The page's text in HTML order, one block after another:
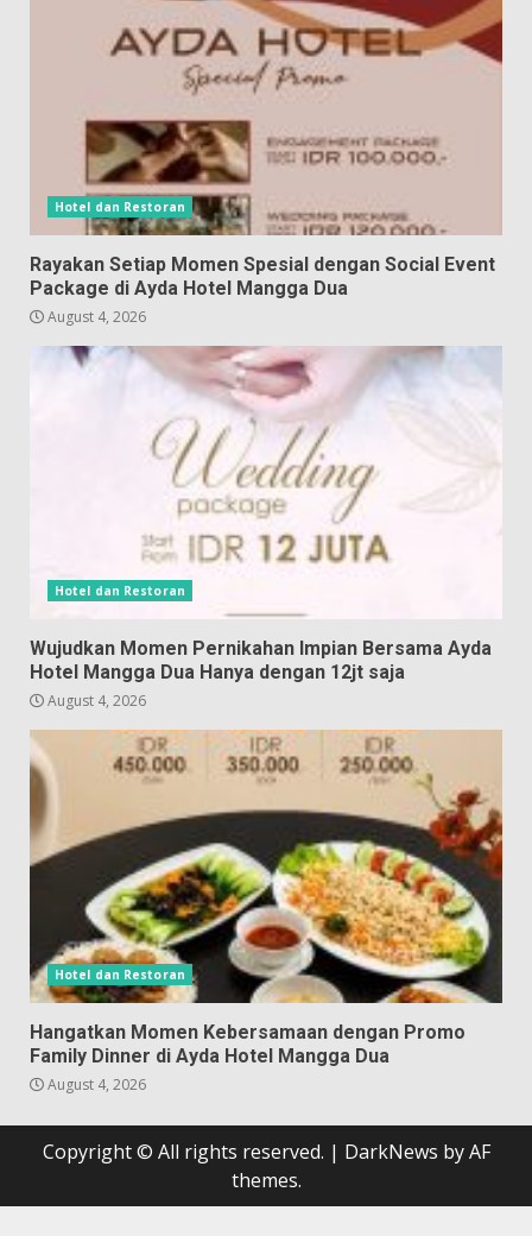
Hotel dan Restoran
Rayakan Setiap Momen Spesial dengan Social Event
Package di Ayda Hotel Mangga Dua
August 4, 2026
Hotel dan Restoran
Wujudkan Momen Pernikahan Impian Bersama Ayda
Hotel Mangga Dua Hanya dengan 12jt saja
August 4, 2026
Hotel dan Restoran
Hangatkan Momen Kebersamaan dengan Promo
Family Dinner di Ayda Hotel Mangga Dua
August 4, 2026
Copyright © All rights reserved. | DarkNews by AF
themes.